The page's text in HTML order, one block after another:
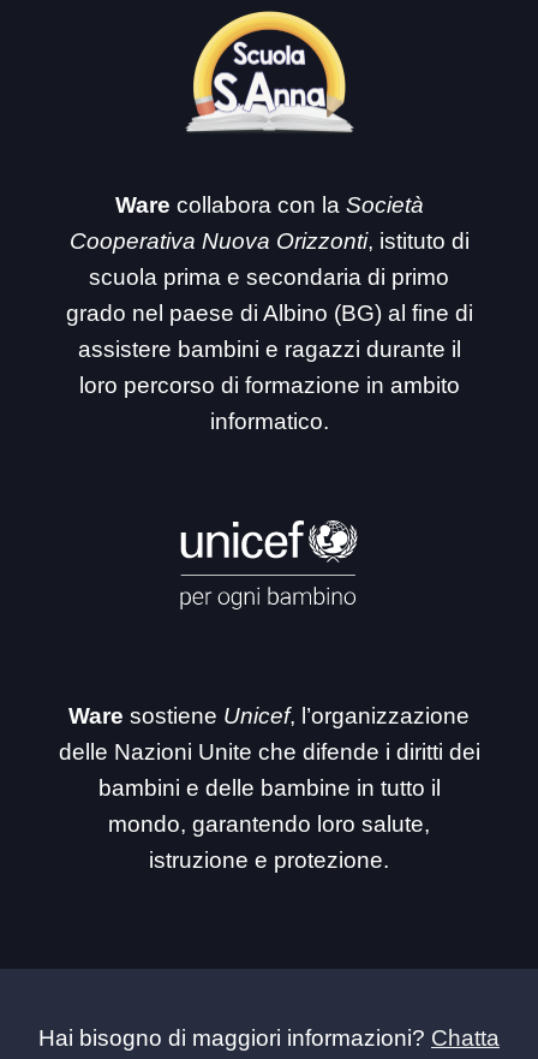
Ware collabora con la Società
Cooperativa Nuova Orizzonti, istituto di
scuola prima e secondaria di primo
grado nel paese di Albino (BG) al fine di
assistere bambini e ragazzi durante il
loro percorso di formazione in ambito
informatico.
Ware sostiene Unicef, l’organizzazione
delle Nazioni Unite che difende i diritti dei
bambini e delle bambine in tutto il
mondo, garantendo loro salute,
istruzione e protezione.
Hai bisogno di maggiori informazioni? Chatta